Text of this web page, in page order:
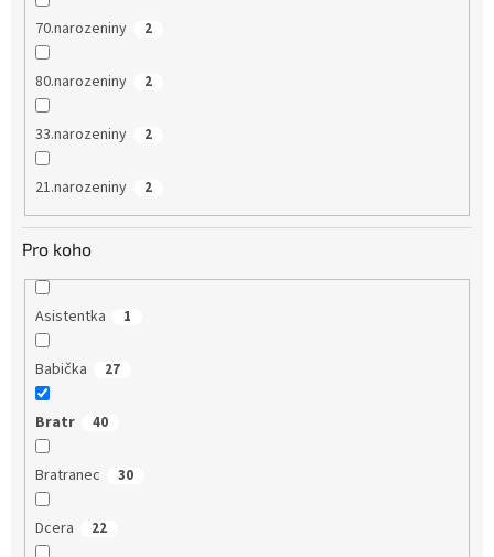
70.narozeniny 2
80.narozeniny 2
33.narozeniny 2
21.narozeniny 2
Pro koho
Asistentka 1
Babička 27
Bratr 40
Bratranec 30
Dcera 22